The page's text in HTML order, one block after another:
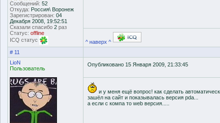
Сообщений: 52
Откуда: Россия\ Воронеж
Зарегистрирован: 04
Декабря 2008, 19:52:51
Сказали спасибо 2 раз
Статус: offline
ICQ статус
^ наверх ^
# 11
LioN
Пользователь
Опубликовано 15 Января 2009, 21:33:45
и у меня ещё вопрос! как сделать
зашёл на сайт и показывалась версия pda...
а если с компа то web версия.....